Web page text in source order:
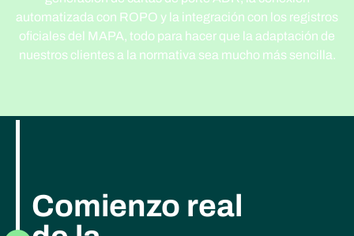
automatizada con ROPO y la integración con los registros
oficiales del MAPA, todo para hacer que la adaptación de
nuestros clientes a la normativa sea mucho más sencilla.
Comienzo real